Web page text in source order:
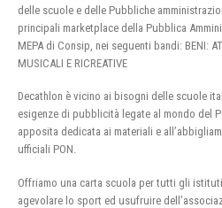
delle scuole e delle Pubbliche
principali marketplace della Pubblica
MEPA di Consip, nei seguenti bandi: BENI:
MUSICALI E RICREATIVE
Decathlon è vicino ai bisogni delle scuole
esigenze di pubblicità legate al mondo del
apposita dedicata ai materiali e
ufficiali PON.
Offriamo una carta scuola per tutti gli
agevolare lo sport ed usufruire